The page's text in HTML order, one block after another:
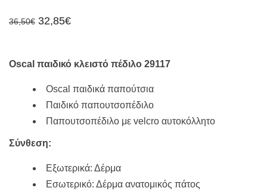
36,50€ Original
32,85€Η
32,85€.
Oscal παιδικό κλειστό πέδιλο 29117
Oscal παιδικά παπούτσια
Παιδικό παπουτσοπέδιλο
Παπουτσοπέδιλο με velcro αυτοκόλλητο
Σύνθεση:
Εξωτερικά: Δέρμα
Εσωτερικό: Δέρμα ανατομικός πάτος